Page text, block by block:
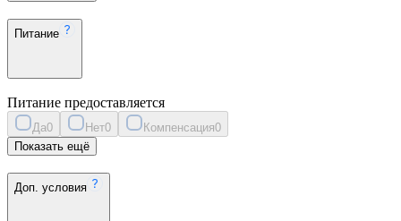
Питание
Питание предоставляется
Да0 Нет0 Компенсация0
Показать ещё
Доп. условия